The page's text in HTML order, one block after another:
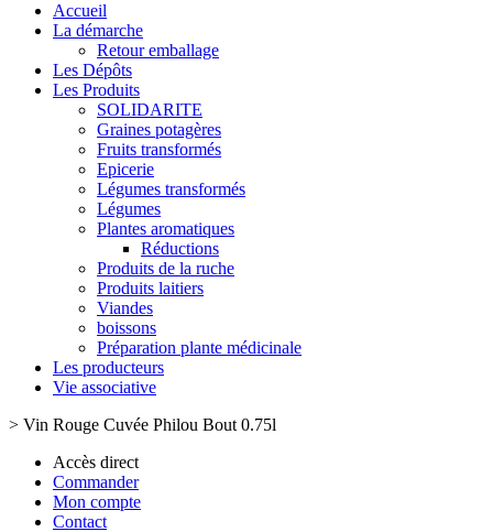
Accueil
La démarche
Retour emballage
Les Dépôts
Les Produits
SOLIDARITE
Graines potagères
Fruits transformés
Epicerie
Légumes transformés
Légumes
Plantes aromatiques
Réductions
Produits de la ruche
Produits laitiers
Viandes
boissons
Préparation plante médicinale
Les producteurs
Vie associative
> Vin Rouge Cuvée Philou Bout 0.75l
Accès direct
Commander
Mon compte
Contact